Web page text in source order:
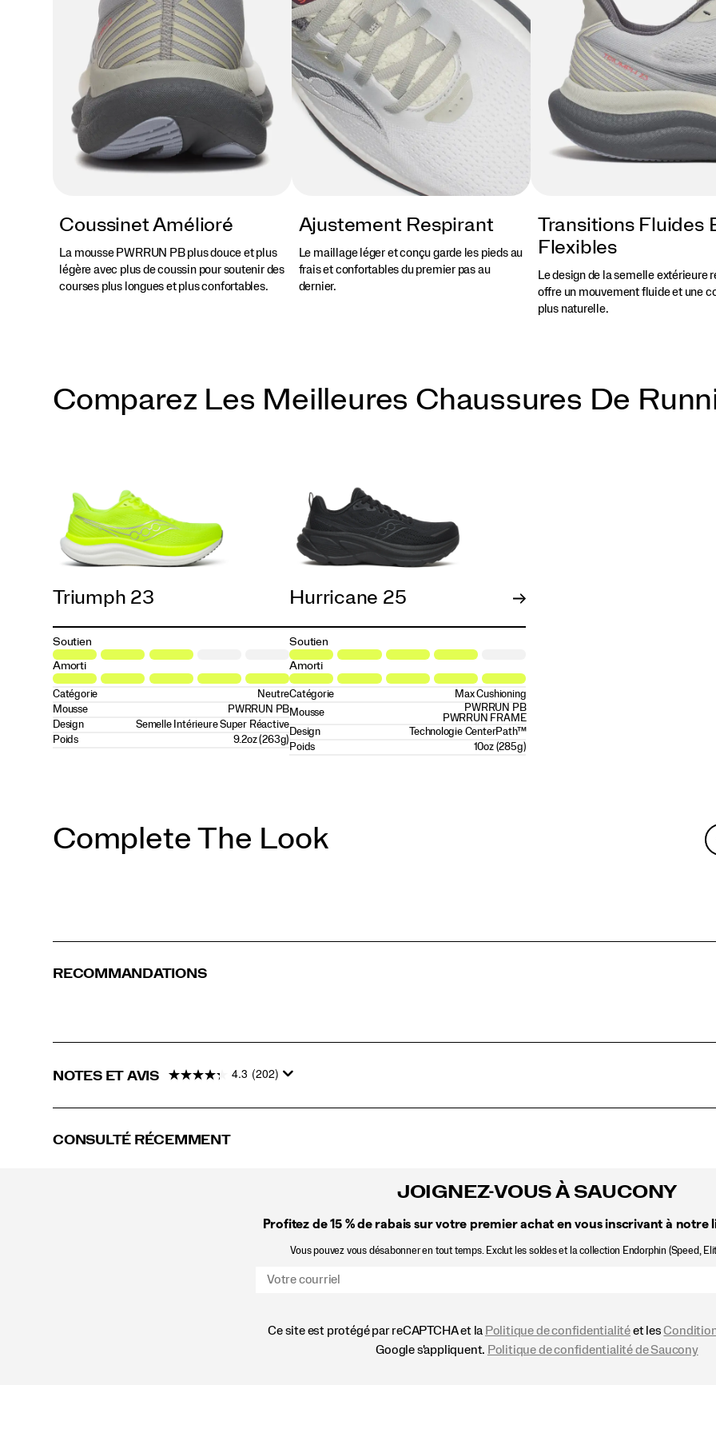
chaussure
repoussera
limites
confort
chaque
foulée.
Triple BlackFossil | Shadow
Laurel | Black
Slime | SilverViZiGold | Laurel
White | CloudWhite | Laurel
Coussinet Amélioré
La mousse PWRRUN PB plus douce et plus
légère avec plus de coussin pour soutenir des
courses plus longues et plus confortables.
Ajustement Respirant
Le maillage léger et conçu garde les pieds au
frais et confortables du premier pas au
dernier.
Transitions Fluides
Flexibles
Le design de la semelle extérieure
offre un mouvement fluide et une
plus naturelle.
Comparez Les Meilleures Chaussures De
Triumph 23
Soutien
Amorti
Catégorie
Neutre
Mousse
PWRRUN PB
Design
Semelle Intérieure Super Réactive
Poids
9.2oz (263g)
Hurricane 25
Soutien
Amorti
Catégorie
Max Cushioning
Mousse
PWRRUN PB
PWRRUN FRAME
Design
Technologie CenterPath™
Poids
10oz (285g)
Complete The Look
RECOMMANDATIONS
NOTES ET AVIS 4.3 (202)
CONSULTÉ RÉCEMMENT
JOIGNEZ-VOUS À SAUCONY
Profitez de 15 %de rabais sur votre premier achat en vous inscrivant à notre
Vous pouvez vous désabonner en tout temps. Exclut les soldes et la collection Endorphin (Speed,
Ce site est protégé par reCAPTCHA et la Politique de confidentialitéet les
Google s'appliquent. Politique de confidentialité de Saucony